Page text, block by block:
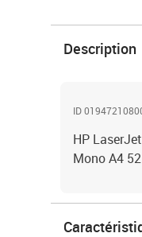
Description
ID
HP
Mono A4